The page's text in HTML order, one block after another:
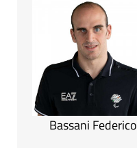
Bassani Federico